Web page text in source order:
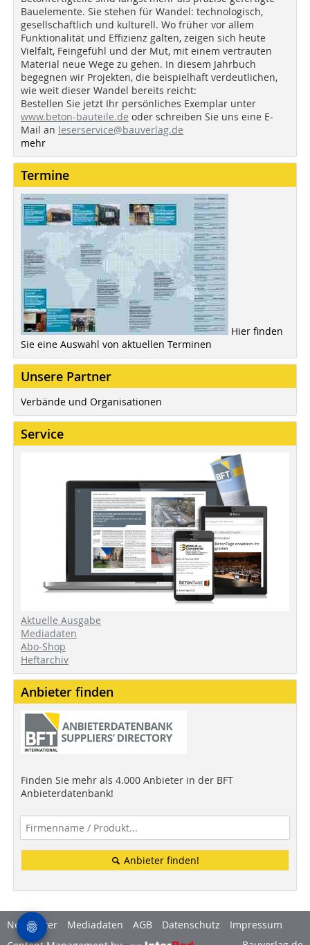
Bauelemente. Sie stehen für Wandel: technologisch,
gesellschaftlich und kulturell. Wo früher vor allem
Funktionalität und Effizienz galten, zeigen sich heute
Vielfalt, Feingefühl und der Mut, mit einem vertrauten
Material neue Wege zu gehen. In diesem Jahrbuch
begegnen wir Projekten, die beispielhaft verdeutlichen,
wie weit dieser Wandel bereits reicht:
Bestellen Sie jetzt Ihr persönliches Exemplar unter
www.beton-bauteile.de oder schreiben Sie uns eine E-
Mail an leserservice@bauverlag.de
mehr
Termine
Hier finden
Sie eine Auswahl von aktuellen Terminen
Unsere Partner
Verbände und Organisationen
Service
Aktuelle Ausgabe
Mediadaten
Abo-Shop
Heftarchiv
Anbieter finden
Finden Sie mehr als 4.000 Anbieter in der BFT
Anbieterdatenbank!
Anbieter finden!
Newsletter Mediadaten AGB Datenschutz
Impressum